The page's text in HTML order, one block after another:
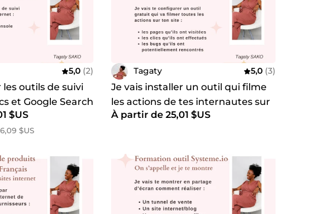
5,0 (2)
les outils de suivi
et Google Search
site
$US
$US
Tagaty 5,0 (3)
Je vais installer un outil qui filme
les actions de tes internautes sur
ton site internet
À partir de 25,01 $US